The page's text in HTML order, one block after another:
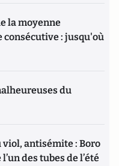
la moyenne
consécutive : jusqu'où
du
antisémite : Boro
des tubes de l’été